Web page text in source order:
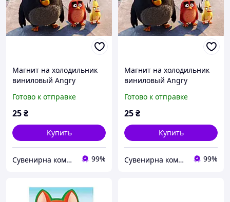
Магнит на холодильник
виниловый Angry
на холодильник
Готово к отправке
25₴
Купить
Сувенирна компанія "Козаки Удачі" 99%
Магнит на холодильник
виниловый Angry
на холодильник
Готово к отправке
25₴
Купить
Сувенирна компанія "Козаки Удачі" 99%